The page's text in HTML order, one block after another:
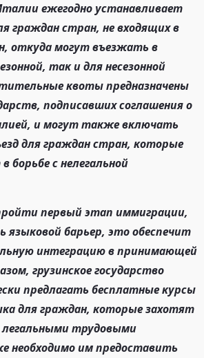
ежегодно устанавливает
граждан стран, не входящих в
откуда могут въезжать в
так и для несезонной
квоты предназначены
подписавших соглашения о
и могут также включать
для граждан стран, которые
борьбе с нелегальной
первый этап иммиграции,
языковой барьер, это обеспечит
интеграцию в принимающей
грузинское государство
предлагать бесплатные курсы
для граждан, которые захотят
трудовыми
необходимо им предоставить